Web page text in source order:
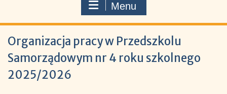
Menu
Organizacja pracy w Przedszkolu
Samorządowym nr 4 roku szkolnego
2025/2026